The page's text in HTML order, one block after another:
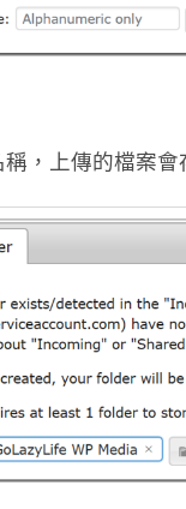
，上傳的檔案會